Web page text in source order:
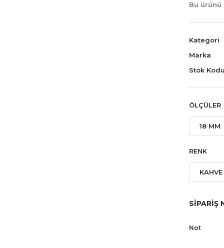
Bu ürünü
Kategori
Marka
Stok Kodu
ÖLÇÜLER
18 MM
RENK
KAHVE
SİPARİŞ
Not